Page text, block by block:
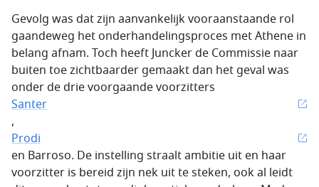
Gevolg was dat zijn aanvankelijk vooraanstaande rol
gaandeweg het onderhandelingsproces met Athene in
belang afnam. Toch heeft Juncker de Commissie naar
buiten toe zichtbaarder gemaakt dan het geval was
onder de drie voorgaande voorzitters
Santer
,
Prodi
en Barroso. De instelling straalt ambitie uit en haar
voorzitter is bereid zijn nek uit te steken, ook al leidt